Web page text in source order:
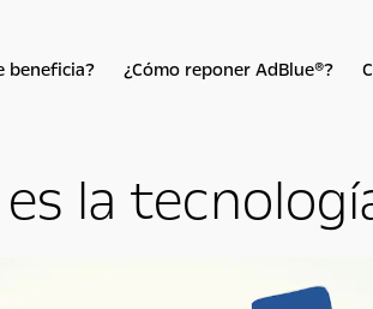
beneficia? ¿Cómo reponer AdBlue®?
es la